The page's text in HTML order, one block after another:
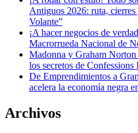
Antiguos 2026: ruta,
Volante”
¡A hacer negocios de
Macrorrueda Nacional de
Madonna y Graham
los secretos de Confessions
De Emprendimientos a
acelera la economía negra
Archivos